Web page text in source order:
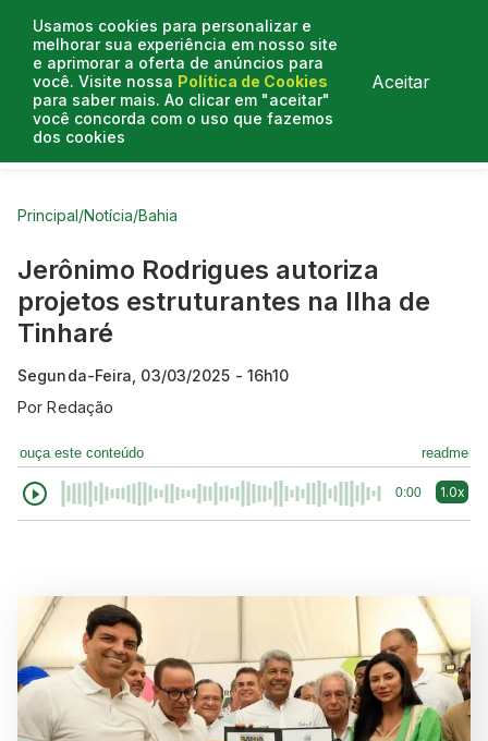
Usamos cookies para personalizar e
melhorar sua experiência em nosso site
e aprimorar a oferta de anúncios para
você. Visite nossa Política de Cookies
para saber mais. Ao clicar em "aceitar"
você concorda com o uso que fazemos
dos cookies
Aceitar
Curtas do Poder
Principal/Notícia/Bahia
Jerônimo Rodrigues autoriza
projetos estruturantes na Ilha de
Tinharé
Segunda-Feira, 03/03/2025 - 16h10
PorRedação
ouça este conteúdo readme
0:00 1.0x